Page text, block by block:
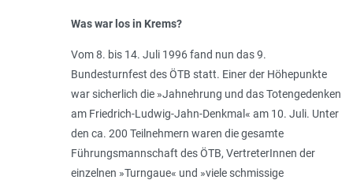
Was war los in Krems?
Vom 8. bis 14. Juli 1996 fand nun das 9.
Bundesturnfest des ÖTB statt. Einer der Höhepunkte
war sicherlich die »Jahnehrung und das Totengedenken
am Friedrich-Ludwig-Jahn-Denkmal« am 10. Juli. Unter
den ca. 200 Teilnehmern waren die gesamte
Führungsmannschaft des ÖTB, VertreterInnen der
einzelnen »Turngaue« und »viele schmissige